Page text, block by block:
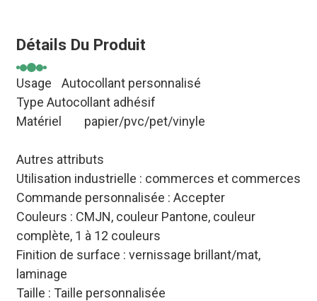
Détails Du Produit
Usage
Autocollant personnalisé
Type Autocollant adhésif
Matériel
papier/pvc/pet/vinyle
Autres attributs
Utilisation industrielle : commerces et commerces
Commande personnalisée : Accepter
Couleurs : CMJN, couleur Pantone, couleur
complète, 1 à 12 couleurs
Finition de surface : vernissage brillant/mat,
laminage
Taille : Taille personnalisée